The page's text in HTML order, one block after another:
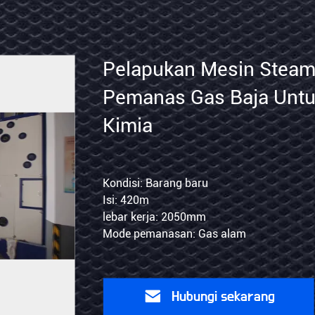
baru
Uap
Mesin
Gas
Baja
Untuk
Serat
Kimia
Kondisi:
Isi: 420m
lebar kerja:
Mode